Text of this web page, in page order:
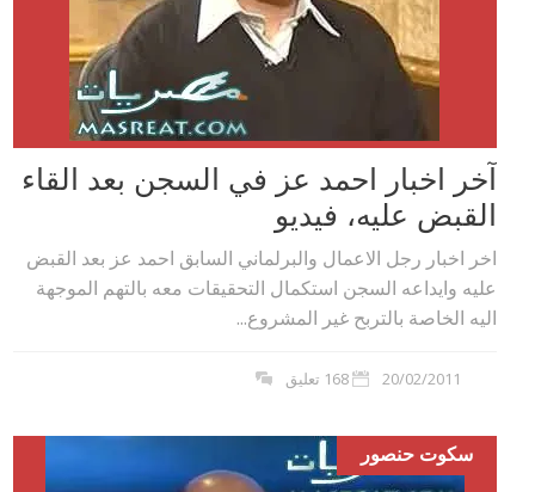
آخر اخبار احمد عز في السجن بعد القاء
القبض عليه، فيديو
اخر اخبار رجل الاعمال والبرلماني السابق احمد عز بعد القبض
عليه وايداعه السجن استكمال التحقيقات معه بالتهم الموجهة
اليه الخاصة بالتربح غير المشروع...
20/02/2011 168 تعليق
سكوت حنصور